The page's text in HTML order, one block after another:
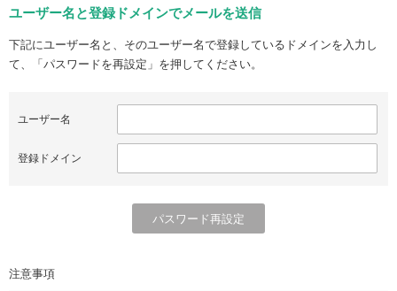
ユーザー名と登録ドメインでメールを送信
下記にユーザー名と、そのユーザー名で登録しているドメインを入力し
て、「パスワードを再設定」を押してください。
ユーザー名
登録ドメイン
注意事項